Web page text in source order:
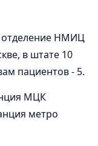
отделение НМИЦ
в штате 10
пациентов - 5.
МЦК
метро